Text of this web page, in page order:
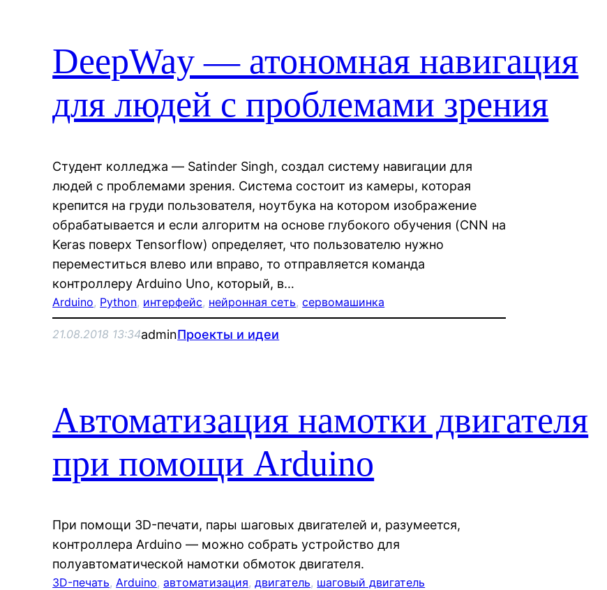
DeepWay — атономная навигация
для людей с проблемами зрения
Студент колледжа — Satinder Singh, создал систему навигации для
людей с проблемами зрения. Система состоит из камеры, которая
крепится на груди пользователя, ноутбука на котором изображение
обрабатывается и если алгоритм на основе глубокого обучения (CNN на
Keras поверх Tensorflow) определяет, что пользователю нужно
переместиться влево или вправо, то отправляется команда
контроллеру Arduino Uno, который, в…
Arduino, Python, интерфейс, нейронная сеть, сервомашинка
21.08.2018 13:34adminПроекты и идеи
Автоматизация намотки двигателя
при помощи Arduino
При помощи 3D-печати, пары шаговых двигателей и, разумеется,
контроллера Arduino — можно собрать устройство для
полуавтоматической намотки обмоток двигателя.
3D-печать, Arduino, автоматизация, двигатель, шаговый двигатель